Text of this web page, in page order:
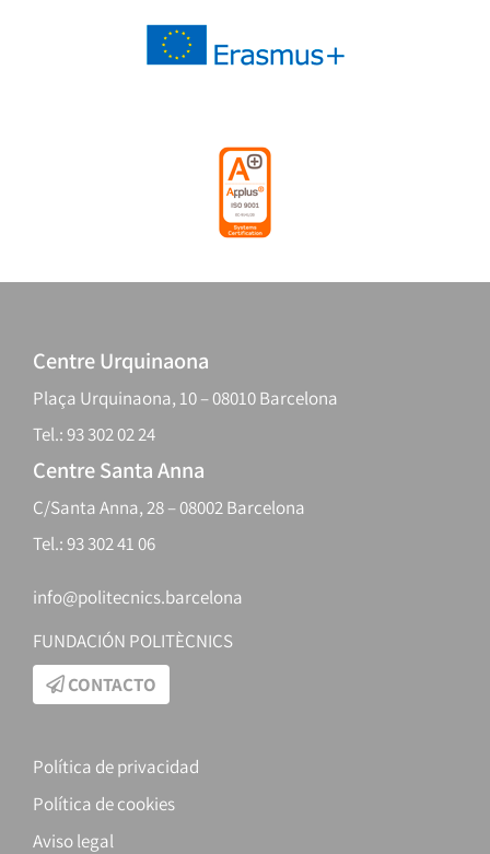
Centre Urquinaona
Plaça Urquinaona, 10 – 08010 Barcelona
Tel.: 93 302 02 24
Centre Santa Anna
C/Santa Anna, 28 – 08002 Barcelona
Tel.: 93 302 41 06
info@politecnics.barcelona
FUNDACIÓN POLITÈCNICS
CONTACTO
Política de privacidad
Política de cookies
Aviso legal